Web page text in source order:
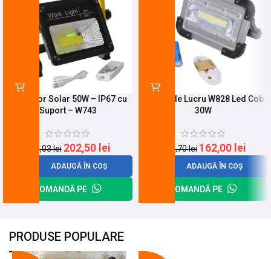
Proiector Solar 50W – IP67 cu
Suport – W743
245,03lei 202,50 lei
ADAUGĂ ÎN COȘ
COMANDĂ PE
Lampa de Lucru W828 Led Cob
30W
218,70lei 162,00 lei
ADAUGĂ ÎN COȘ
COMANDĂ PE
PRODUSE POPULARE